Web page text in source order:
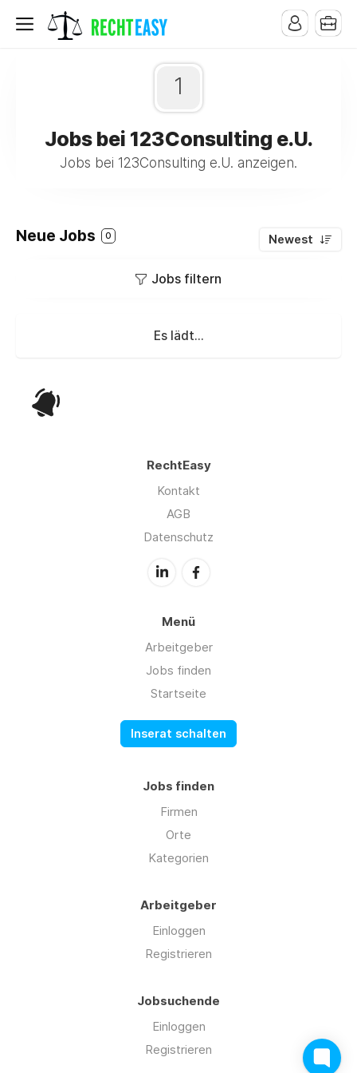
1
Jobs bei 123Consulting e.U.
Jobs bei 123Consulting e.U. anzeigen.
Neue Jobs 0 Newest
Jobs filtern
Es lädt...
RechtEasy
Kontakt
AGB
Datenschutz
Menü
Arbeitgeber
Jobs finden
Startseite
Inserat schalten
Jobs finden
Firmen
Orte
Kategorien
Arbeitgeber
Einloggen
Registrieren
Jobsuchende
Einloggen
Registrieren